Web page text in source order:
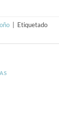
Etiquetado